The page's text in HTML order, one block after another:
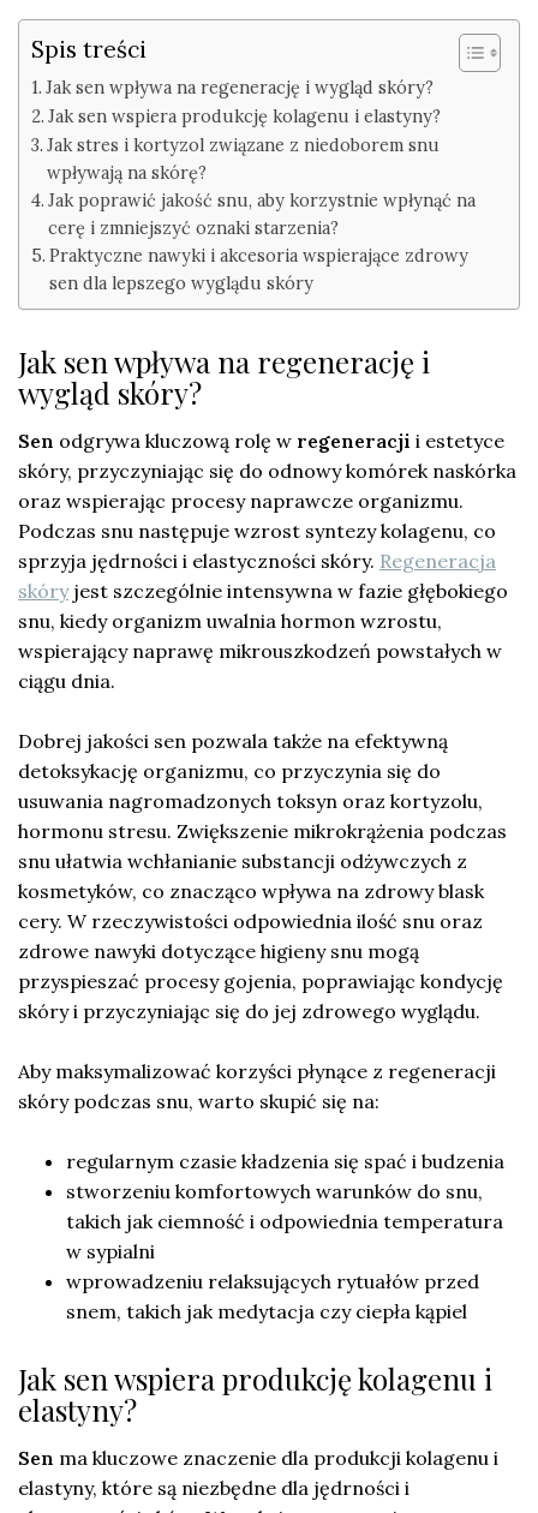
Spis treści
Jak sen wpływa na regenerację i wygląd skóry?
Jak sen wspiera produkcję kolagenu i elastyny?
Jak stres i kortyzol związane z niedoborem snu
wpływają na skórę?
Jak poprawić jakość snu, aby korzystnie wpłynąć na
cerę i zmniejszyć oznaki starzenia?
Praktyczne nawyki i akcesoria wspierające zdrowy
sen dla lepszego wyglądu skóry
Jak sen wpływa na regenerację i
wygląd skóry?
Sen odgrywa kluczową rolę w regeneracji i estetyce
skóry, przyczyniając się do odnowy komórek naskórka
oraz wspierając procesy naprawcze organizmu.
Podczas snu następuje wzrost syntezy kolagenu, co
sprzyja jędrności i elastyczności skóry. Regeneracja
skóryjest szczególnie intensywna w fazie głębokiego
snu, kiedy organizm uwalnia hormon wzrostu,
wspierający naprawę mikrouszkodzeń powstałych w
ciągu dnia.
Dobrej jakości sen pozwala także na efektywną
detoksykację organizmu, co przyczynia się do
usuwania nagromadzonych toksyn oraz kortyzolu,
hormonu stresu. Zwiększenie mikrokrążenia podczas
snu ułatwia wchłanianie substancji odżywczych z
kosmetyków, co znacząco wpływa na zdrowy blask
cery. W rzeczywistości odpowiednia ilość snu oraz
zdrowe nawyki dotyczące higieny snu mogą
przyspieszać procesy gojenia, poprawiając kondycję
skóry i przyczyniając się do jej zdrowego wyglądu.
Aby maksymalizować korzyści płynące z regeneracji
skóry podczas snu, warto skupić się na:
regularnym czasie kładzenia się spać i budzenia
stworzeniu komfortowych warunków do snu,
takich jak ciemność i odpowiednia temperatura
w sypialni
wprowadzeniu relaksujących rytuałów przed
snem, takich jak medytacja czy ciepła kąpiel
Jak sen wspiera produkcję kolagenu i
elastyny?
Sen ma kluczowe znaczenie dla produkcji kolagenu i
elastyny, które są niezbędne dla jędrności i